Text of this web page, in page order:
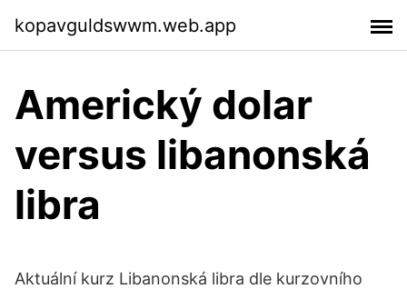
kopavguldswwm.web.app
Americký dolar
versus libanonská
libra
Aktuální kurz Libanonská libra dle kurzovního